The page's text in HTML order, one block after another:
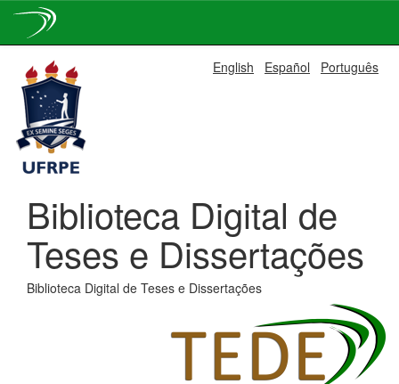
navigation
English Español Português
Biblioteca Digital de
Teses e Dissertações
Biblioteca Digital de Teses e Dissertações